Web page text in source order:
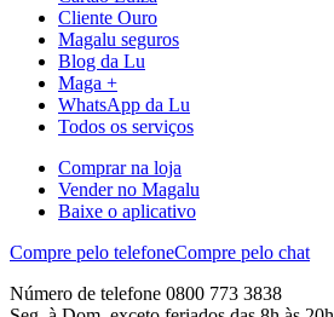
Cliente Ouro
Magalu seguros
Blog da Lu
Maga +
WhatsApp da Lu
Todos os serviços
Comprar na loja
Vender no Magalu
Baixe o aplicativo
Compre pelo telefoneCompre pelo chat
Número de telefone 0800 773 3838